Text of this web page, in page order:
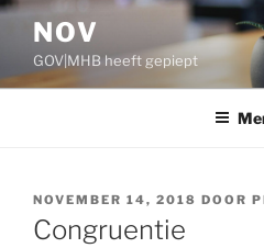
Ga
inhoud
NOV
GOV|MHB heeft gepiept
GEPLAATST
OP
NOVEMBER 14, 2018 DOOR
Congruentie